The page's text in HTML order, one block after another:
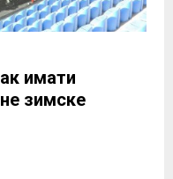
имати
зимске